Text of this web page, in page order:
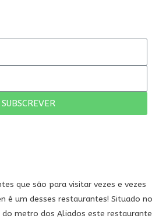
SUBSCREVER
que são para visitar vezes e vezes
é um desses restaurantes! Situado no
metro dos Aliados este restaurante